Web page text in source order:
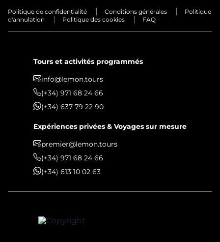
Politique de confidentialité Conditions générales
Politique
d'annulation
Politique des cookies FAQ
Tours et activités programmés
info@lemon.tours
(+34) 971 68 24 66
(+34) 637 79 22 90
Expériences privées & Voyages sur mesure
premier@lemon.tours
(+34) 971 68 24 66
(+34) 613 10 02 63